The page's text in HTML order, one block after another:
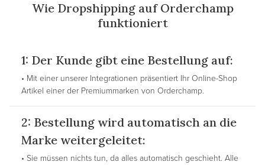
Wie Dropshipping auf Orderchamp
funktioniert
1: Der Kunde gibt eine Bestellung auf:
• Mit einer unserer Integrationen präsentiert Ihr Online-Shop
Artikel einer der Premiummarken von Orderchamp.
2: Bestellung wird automatisch an die
Marke weitergeleitet:
• Sie müssen nichts tun, da alles automatisch geschieht. Alle